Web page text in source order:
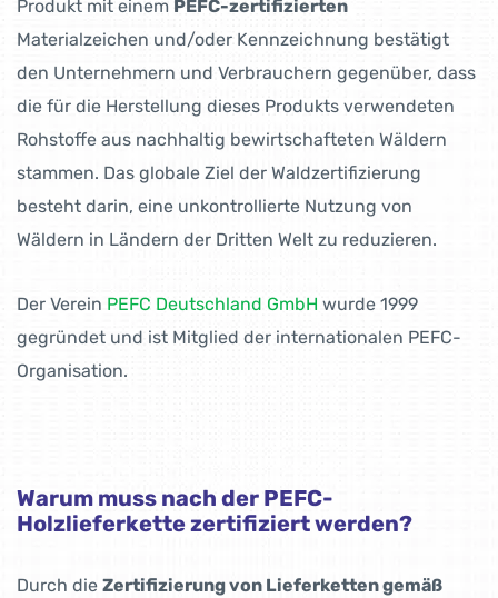
Produkt mit einem PEFC-zertifizierten
Materialzeichen und/oder Kennzeichnung bestätigt
den Unternehmern und Verbrauchern gegenüber, dass
die für die Herstellung dieses Produkts verwendeten
Rohstoffe aus nachhaltig bewirtschafteten Wäldern
stammen. Das globale Ziel der Waldzertifizierung
besteht darin, eine unkontrollierte Nutzung von
Wäldern in Ländern der Dritten Welt zu reduzieren.
Der Verein PEFC Deutschland GmbH wurde 1999
gegründet und ist Mitglied der internationalen PEFC-
Organisation.
Warum muss nach der PEFC-
Holzlieferkette zertifiziert werden?
Durch die Zertifizierung von Lieferketten gemäß